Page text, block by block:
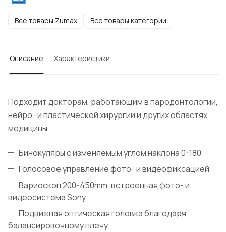
Все товары Zumax Все товары категории
Описание Характеристики
Подходит докторам, работающим в пародонтологии,
нейро- и пластической хирургии и других областях
медицины.
Бинокуляры с изменяемым углом наклона 0-180
Голосовое управление фото- и видеофиксацией
Вариоскоп 200-450mm, встроенная фото- и
видеосистема Sony
Подвижная оптическая головка благодаря
балансировочному плечу